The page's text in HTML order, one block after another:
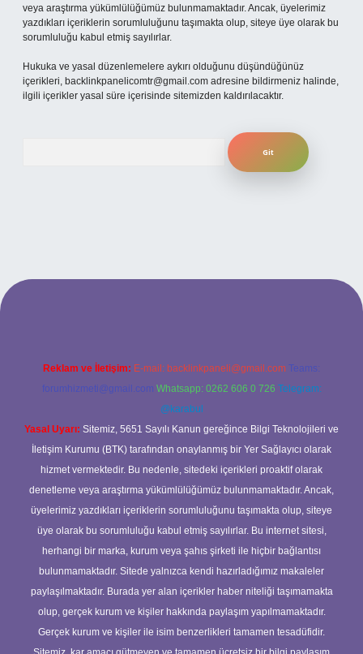
veya araştırma yükümlülüğümüz bulunmamaktadır. Ancak, üyelerimiz
yazdıkları içeriklerin sorumluluğunu taşımakta olup, siteye üye olarak bu
sorumluluğu kabul etmiş sayılırlar.
Hukuka ve yasal düzenlemelere aykırı olduğunu düşündüğünüz
içerikleri, backlinkpanelicomtr@gmail.com adresine bildirmeniz halinde,
ilgili içerikler yasal süre içerisinde sitemizden kaldırılacaktır.
giriş
Reklam ve İletişim: E-mail: backlinkpaneli@gmail.com Teams:
forumhizmeti@gmail.com Whatsapp: 0262 606 0 726 Telegram:
@karabul
Yasal Uyarı: Sitemiz, 5651 Sayılı Kanun gereğince Bilgi Teknolojileri ve
İletişim Kurumu (BTK) tarafından onaylanmış bir Yer Sağlayıcı olarak
hizmet vermektedir. Bu nedenle, sitedeki içerikleri proaktif olarak
denetleme veya araştırma yükümlülüğümüz bulunmamaktadır. Ancak,
üyelerimiz yazdıkları içeriklerin sorumluluğunu taşımakta olup, siteye
üye olarak bu sorumluluğu kabul etmiş sayılırlar. Bu internet sitesi,
herhangi bir marka, kurum veya şahıs şirketi ile hiçbir bağlantısı
bulunmamaktadır. Sitede yalnızca kendi hazırladığımız makaleler
paylaşılmaktadır. Burada yer alan içerikler haber niteliği taşımamakta
olup, gerçek kurum ve kişiler hakkında paylaşım yapılmamaktadır.
Gerçek kurum ve kişiler ile isim benzerlikleri tamamen tesadüfidir.